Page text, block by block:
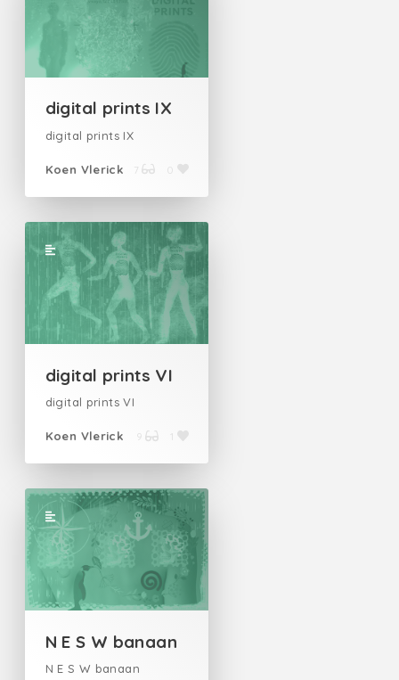
digital prints IX
digital prints IX
Koen Vlerick 7
digital prints VI
digital prints VI
Koen Vlerick 9
N E S W banaan
N E S W banaan